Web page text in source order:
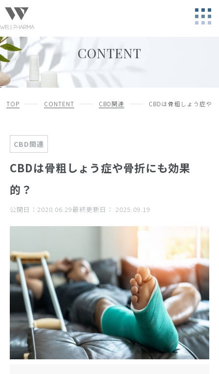
CONTENT
TOP CONTENT CBD関連 CBDは骨粗しょう症や
CBD関連
CBDは骨粗しょう症や骨折にも効果
的？
公開日： 2020.06.29最終更新日： 2025.09.19